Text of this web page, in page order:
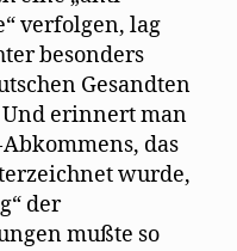
verfolgen, lag
besonders
Gesandten
erinnert man
Abkommens, das
wurde,
der
mußte so